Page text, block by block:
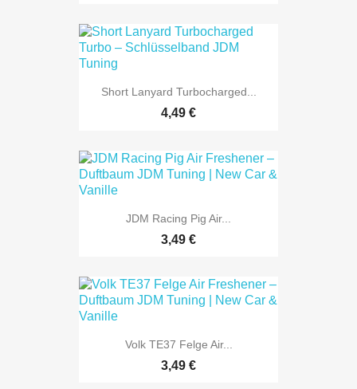
Short Lanyard Turbocharged...
4,49 €
JDM Racing Pig Air...
3,49 €
Volk TE37 Felge Air...
3,49 €